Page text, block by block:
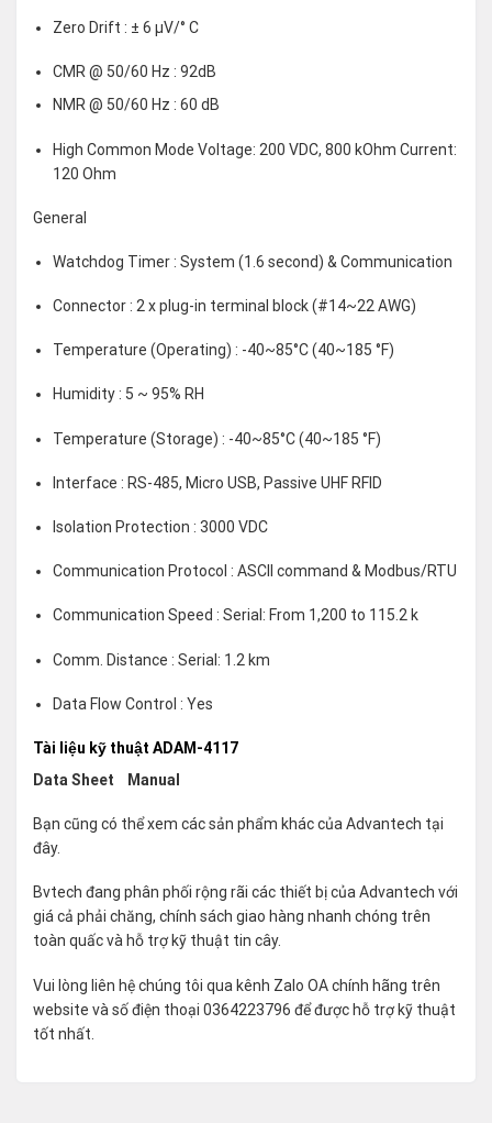
Zero Drift : ± 6 µV/° C
CMR @ 50/60 Hz : 92dB
NMR @ 50/60 Hz : 60 dB
High Common Mode Voltage: 200 VDC, 800 kOhm Current:
120 Ohm
General
Watchdog Timer : System (1.6 second) & Communication
Connector : 2 x plug-in terminal block (#14~22 AWG)
Temperature (Operating) : -40~85°C (40~185 °F)
Humidity : 5 ~ 95% RH
Temperature (Storage) : -40~85°C (40~185 °F)
Interface : RS-485, Micro USB, Passive UHF RFID
Isolation Protection : 3000 VDC
Communication Protocol : ASCII command & Modbus/RTU
Communication Speed : Serial: From 1,200 to 115.2 k
Comm. Distance : Serial: 1.2 km
Data Flow Control : Yes
Tài liệu kỹ thuật ADAM-4117
Data Sheet
Manual
Bạn cũng có thể xem các sản phẩm khác của Advantech tại
đây.
Bvtech đang phân phối rộng rãi các thiết bị của Advantech với
giá cả phải chăng, chính sách giao hàng nhanh chóng trên
toàn quấc và hỗ trợ kỹ thuật tin cây.
Vui lòng liên hệ chúng tôi qua kênh Zalo OA chính hãng trên
website và số điện thoại 0364223796 để được hỗ trợ kỹ thuật
tốt nhất.